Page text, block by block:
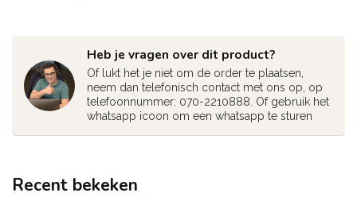
Heb je vragen over dit product?
Of lukt het je niet om de order te plaatsen,
neem dan telefonisch contact met ons op, op
telefoonnummer: 070-2210888. Of gebruik het
whatsapp icoon om een whatsapp te sturen
Recent bekeken